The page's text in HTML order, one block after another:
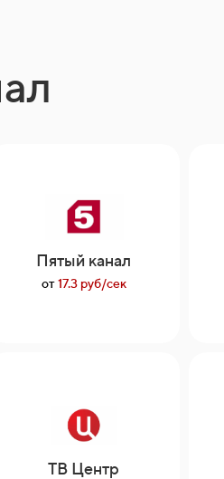
Пятый канал
от17.3 руб/сек
ТВ Центр